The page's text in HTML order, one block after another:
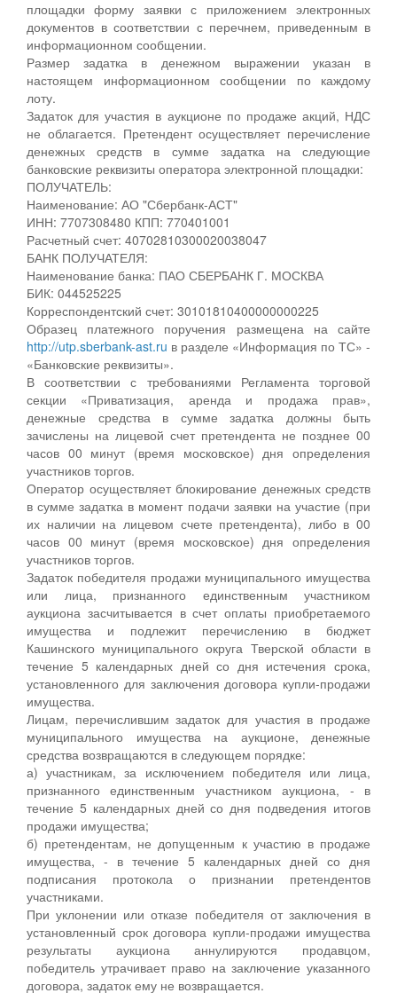
площадки форму заявки с приложением электронных
документов в соответствии с перечнем, приведенным в
информационном сообщении.
Размер задатка в денежном выражении указан в
настоящем информационном сообщении по каждому
лоту.
Задаток для участия в аукционе по продаже акций, НДС
не облагается. Претендент осуществляет перечисление
денежных средств в сумме задатка на следующие
банковские реквизиты оператора электронной площадки:
ПОЛУЧАТЕЛЬ:
Наименование: АО "Сбербанк-АСТ"
ИНН: 7707308480 КПП: 770401001
Расчетный счет: 40702810300020038047
БАНК ПОЛУЧАТЕЛЯ:
Наименование банка: ПАО СБЕРБАНК Г. МОСКВА
БИК: 044525225
Корреспондентский счет: 30101810400000000225
Образец платежного поручения размещена на сайте
http://utp.sberbank-ast.ru в разделе «Информация по ТС» -
«Банковские реквизиты».
В соответствии с требованиями Регламента торговой
секции «Приватизация, аренда и продажа прав»,
денежные средства в сумме задатка должны быть
зачислены на лицевой счет претендента не позднее 00
часов 00 минут (время московское) дня определения
участников торгов.
Оператор осуществляет блокирование денежных средств
в сумме задатка в момент подачи заявки на участие (при
их наличии на лицевом счете претендента), либо в 00
часов 00 минут (время московское) дня определения
участников торгов.
Задаток победителя продажи муниципального имущества
или лица, признанного единственным участником
аукциона засчитывается в счет оплаты приобретаемого
имущества и подлежит перечислению в бюджет
Кашинского муниципального округа Тверской области в
течение 5 календарных дней со дня истечения срока,
установленного для заключения договора купли-продажи
имущества.
Лицам, перечислившим задаток для участия в продаже
муниципального имущества на аукционе, денежные
средства возвращаются в следующем порядке:
а) участникам, за исключением победителя или лица,
признанного единственным участником аукциона, - в
течение 5 календарных дней со дня подведения итогов
продажи имущества;
б) претендентам, не допущенным к участию в продаже
имущества, - в течение 5 календарных дней со дня
подписания протокола о признании претендентов
участниками.
При уклонении или отказе победителя от заключения в
установленный срок договора купли-продажи имущества
результаты аукциона аннулируются продавцом,
победитель утрачивает право на заключение указанного
договора, задаток ему не возвращается.